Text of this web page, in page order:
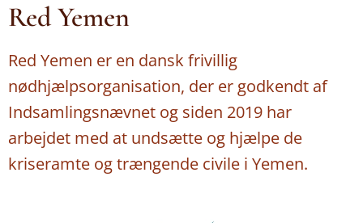
Red Yemen
Red Yemen er en dansk frivillig
nødhjælpsorganisation, der er godkendt af
Indsamlingsnævnet og siden 2019 har
arbejdet med at undsætte og hjælpe de
kriseramte og trængende civile i Yemen.